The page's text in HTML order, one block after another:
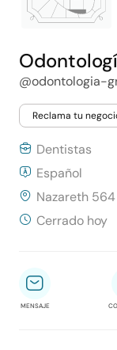
@odontologia-
Reclama tu
Dentistas
Español
Nazareth
Cerrado hoy
MENSAJE